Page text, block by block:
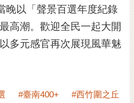
晚以「聲景百選年度紀錄
高潮。歡迎全民一起大開
多元感官再次展現風華魅
#臺南400+
#西竹圍之丘